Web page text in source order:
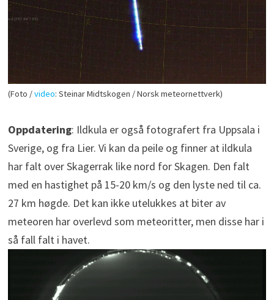
(Foto /video: Steinar Midtskogen / Norsk meteornettverk)
Oppdatering: Ildkula er også fotografert fra Uppsala i
Sverige, og fra Lier. Vi kan da peile og finner at ildkula
har falt over Skagerrak like nord for Skagen. Den falt
med en hastighet på 15-20 km/s og den lyste ned til ca.
27 km høgde. Det kan ikke utelukkes at biter av
meteoren har overlevd som meteoritter, men disse har i
så fall falt i havet.